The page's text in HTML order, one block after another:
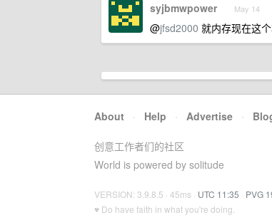
syjbmwpower May 14
@jfsd2000 就内存现在这
About · Help · Advertise ·
创意工作者们的社区
World is powered by solitude
VERSION: 3.9.8.5 · 45ms · UTC 11:35 · PVG
♥ Do have faith in what you're doing.